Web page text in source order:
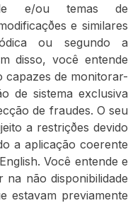
e/ou temas de
e similares
ou segundo a
disso, você entende
capazes de monitorar-
de sistema exclusiva
de fraudes. O seu
a restriçðes devido
a aplicação coerente
Você entende e
não disponibilidade
estavam previamente